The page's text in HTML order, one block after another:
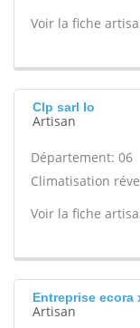
Voir la fiche
Clp sarl Io
Artisan
Département: 06
Climatisation
Voir la fiche
Entreprise ecora
Artisan